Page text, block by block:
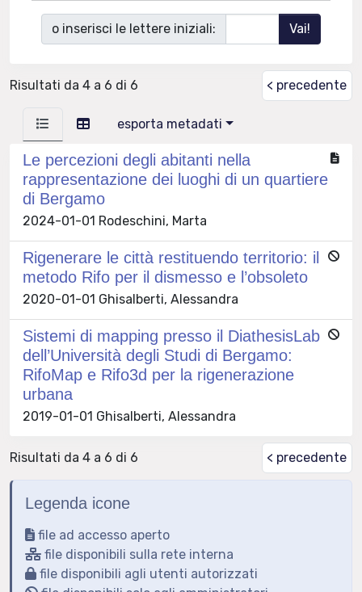
o inserisci le lettere iniziali:
Risultati da 4 a 6 di 6 < precedente
esporta metadati
Le percezioni degli abitanti nella
rappresentazione dei luoghi di un quartiere
di Bergamo
2024-01-01 Rodeschini, Marta
Rigenerare le città restituendo territorio: il
metodo Rifo per il dismesso e l’obsoleto
2020-01-01 Ghisalberti, Alessandra
Sistemi di mapping presso il DiathesisLab
dell’Università degli Studi di Bergamo:
RifoMap e Rifo3d per la rigenerazione
urbana
2019-01-01 Ghisalberti, Alessandra
Risultati da 4 a 6 di 6 < precedente
Legenda icone
file ad accesso aperto
file disponibili sulla rete interna
file disponibili agli utenti autorizzati